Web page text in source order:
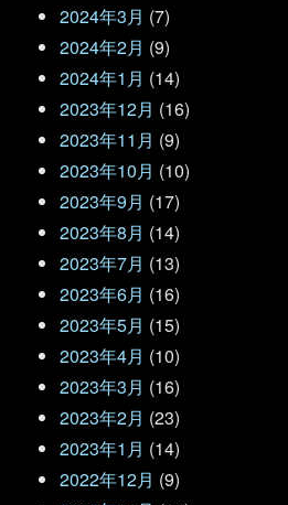
2024年3月 (7)
2024年2月 (9)
2024年1月 (14)
2023年12月 (16)
2023年11月 (9)
2023年10月 (10)
2023年9月 (17)
2023年8月 (14)
2023年7月 (13)
2023年6月 (16)
2023年5月 (15)
2023年4月 (10)
2023年3月 (16)
2023年2月 (23)
2023年1月 (14)
2022年12月 (9)